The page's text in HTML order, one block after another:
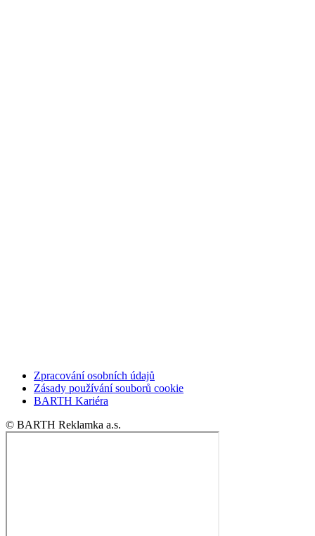
Zpracování osobních údajů
Zásady používání souborů cookie
BARTH Kariéra
© BARTH Reklamka a.s.